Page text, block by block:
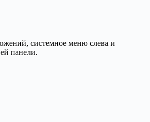
системное меню слева и
панели.